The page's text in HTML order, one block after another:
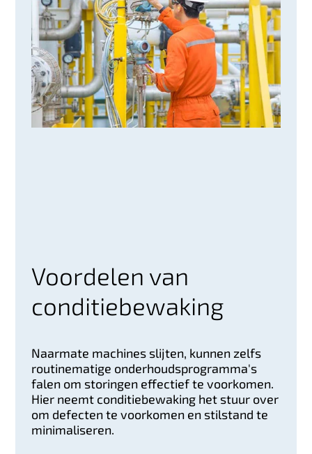
Voordelen van
conditiebewaking
Naarmate machines slijten, kunnen zelfs
routinematige onderhoudsprogramma's
falen om storingen effectief te voorkomen.
Hier neemt conditiebewaking het stuur over
om defecten te voorkomen en stilstand te
minimaliseren.